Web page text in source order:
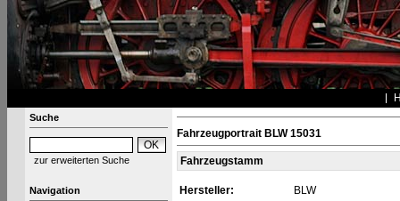
Suche
zur erweiterten Suche
Navigation
Fahrzeugportrait BLW 15031
Fahrzeugstamm
Hersteller:
BLW